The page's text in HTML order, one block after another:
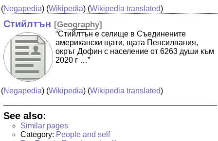
(Negapedia) (Wikipedia) (Wikipedia translated)
Стийлтън [Geography]
“Стийлтън е селище в Съединените
американски щати, щата Пенсилвания,
окръг Дофин с население от 6263 души към
2020 г …”
(Negapedia) (Wikipedia) (Wikipedia translated)
See also:
Similar pages
Category: People and self